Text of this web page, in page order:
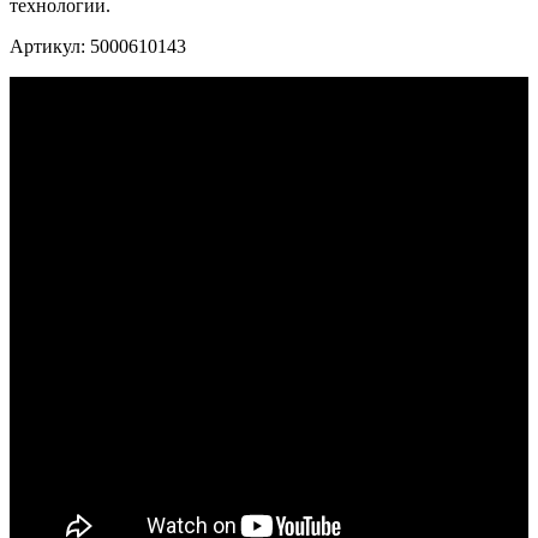
технологии.
Артикул: 5000610143